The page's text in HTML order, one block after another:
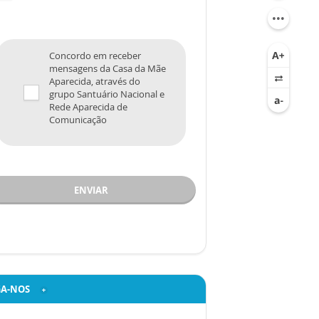
Concordo em receber
mensagens da Casa da Mãe
Aparecida, através do
grupo Santuário Nacional e
Rede Aparecida de
Comunicação
ENVIAR
NOS